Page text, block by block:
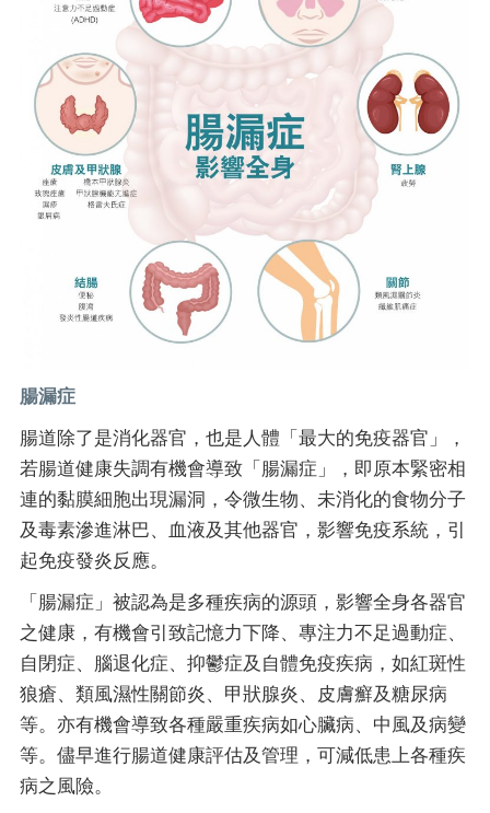
腸漏症
腸道除了是消化器官，也是人體「最大的免疫器官」，
若腸道健康失調有機會導致「腸漏症」，即原本緊密相
連的黏膜細胞出現漏洞，令微生物、未消化的食物分子
及毒素滲進淋巴、血液及其他器官，影響免疫系統，引
起免疫發炎反應。
「腸漏症」被認為是多種疾病的源頭，影響全身各器官
之健康，有機會引致記憶力下降、專注力不足過動症、
自閉症、腦退化症、抑鬱症及自體免疫疾病，如紅斑性
狼瘡、類風濕性關節炎、甲狀腺炎、皮膚癬及糖尿病
等。亦有機會導致各種嚴重疾病如心臟病、中風及病變
等。儘早進行腸道健康評估及管理，可減低患上各種疾
病之風險。